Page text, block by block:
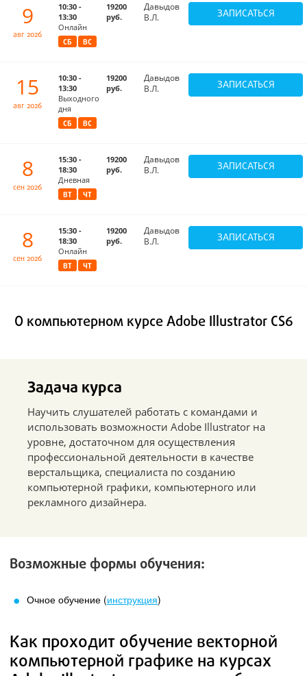
9
авг 2026
10:30 -
13:30
Онлайн
СБ ВС
19200
руб.
Давыдов
В.Л.
ЗАПИСАТЬСЯ
15
авг 2026
10:30 -
13:30
Выходного
дня
СБ ВС
19200
руб.
Давыдов
В.Л.
ЗАПИСАТЬСЯ
8
сен 2026
15:30 -
18:30
Дневная
ВТ ЧТ
19200
руб.
Давыдов
В.Л.
ЗАПИСАТЬСЯ
8
сен 2026
15:30 -
18:30
Онлайн
ВТ ЧТ
19200
руб.
Давыдов
В.Л.
ЗАПИСАТЬСЯ
О компьютерном курсе Adobe Illustrator CS6
Задача курса
Научить слушателей работать с командами и
использовать возможности Adobe Illustrator на
уровне, достаточном для осуществления
профессиональной деятельности в качестве
верстальщика, специалиста по созданию
компьютерной графики, компьютерного или
рекламного дизайнера.
Возможные формы обучения:
Очное обучение (инструкция)
Как проходит обучение векторной
компьютерной графике на курсах